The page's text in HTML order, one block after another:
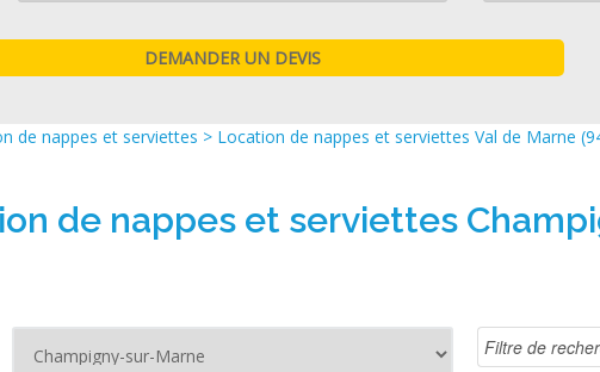
de nappes et serviettes > Location de nappes et serviettes Val de Marne
de nappes et serviettes